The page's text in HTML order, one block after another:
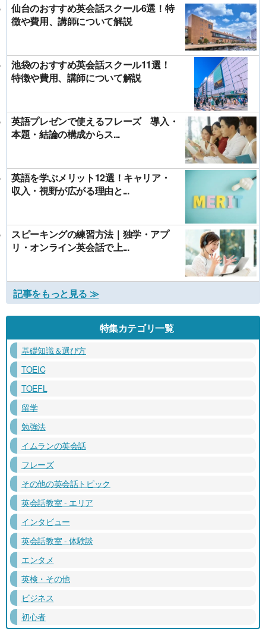
仙台のおすすめ英会話スクール6選！特
徴や費用、講師について解説
池袋のおすすめ英会話スクール11選！
特徴や費用、講師について解説
英語プレゼンで使えるフレーズ 導入・
本題・結論の構成からス...
英語を学ぶメリット12選！キャリア・
収入・視野が広がる理由と...
スピーキングの練習方法｜独学・アプ
リ・オンライン英会話で上...
記事をもっと見る ≫
特集カテゴリ一覧
基礎知識＆選び方
TOEIC
TOEFL
留学
勉強法
イムランの英会話
フレーズ
その他の英会話トピック
英会話教室 - エリア
インタビュー
英会話教室 - 体験談
エンタメ
英検・その他
ビジネス
初心者